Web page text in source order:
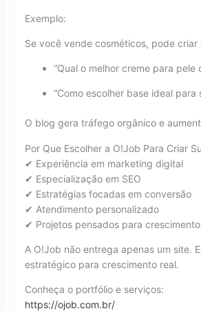
Exemplo:
Se você vende cosméticos, pode criar
“Qual o melhor creme para pele
“Como escolher base ideal para
O blog gera tráfego orgânico e
Por Que Escolher a O!Job Para Criar
✔ Experiência em marketing digital
✔ Especialização em SEO
✔ Estratégias focadas em conversão
✔ Atendimento personalizado
✔ Projetos pensados para
A O!Job não entrega apenas um site.
estratégico para crescimento real.
Conheça o portfólio e serviços:
https://ojob.com.br/